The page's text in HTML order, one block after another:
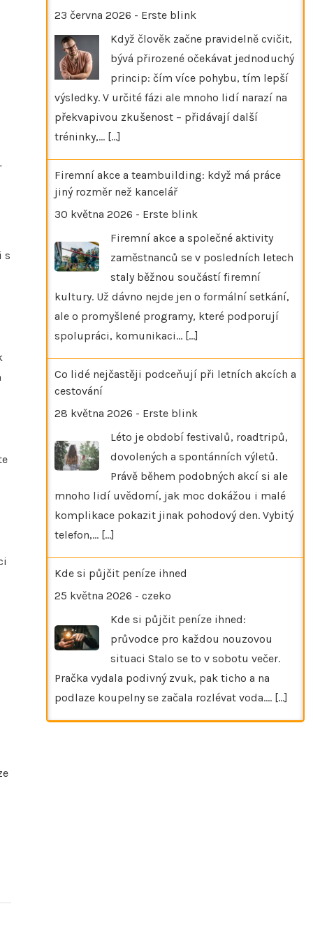
s
23 června 2026 - Erste blink
Když člověk začne pravidelně cvičit,
bývá přirozené očekávat jednoduchý
princip: čím více pohybu, tím lepší
výsledky. V určité fázi ale mnoho lidí narazí na
překvapivou zkušenost – přidávají další
tréninky,… [...]
Firemní akce a teambuilding: když má práce
jiný rozměr než kancelář
30 května 2026 - Erste blink
Firemní akce a společné aktivity
zaměstnanců se v posledních letech
staly běžnou součástí firemní
kultury. Už dávno nejde jen o formální setkání,
ale o promyšlené programy, které podporují
spolupráci, komunikaci… [...]
Co lidé nejčastěji podceňují při letních akcích a
cestování
28 května 2026 - Erste blink
Léto je období festivalů, roadtripů,
dovolených a spontánních výletů.
Právě během podobných akcí si ale
mnoho lidí uvědomí, jak moc dokážou i malé
komplikace pokazit jinak pohodový den. Vybitý
telefon,… [...]
Kde si půjčit peníze ihned
25 května 2026 - czeko
Kde si půjčit peníze ihned:
průvodce pro každou nouzovou
situaci Stalo se to v sobotu večer.
Pračka vydala podivný zvuk, pak ticho a na
podlaze koupelny se začala rozlévat voda.… [...]